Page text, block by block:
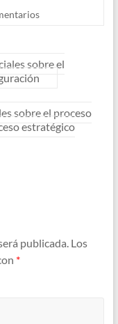
sobre el
sobre el proceso
estratégico
publicada. Los
*